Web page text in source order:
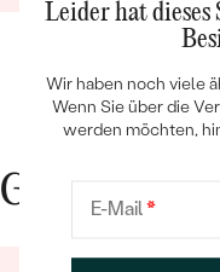
Gute Gründe
Leider hat dieses
Wir haben noch viele
Wenn Sie über die
werden möchten,
E-Mail*